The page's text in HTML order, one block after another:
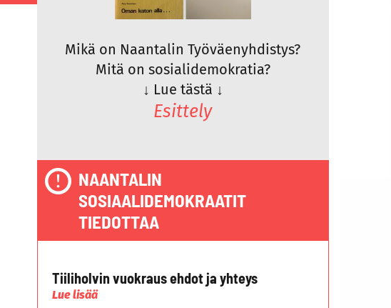
Mikä on Naantalin Työväenyhdistys?
Mitä on sosialidemokratia?
↓ Lue tästä ↓
Esittely
NAANTALIN
SOSIAALIDEMOKRAATIT
TIEDOTTAA
Tiiliholvin vuokraus ehdot ja yhteys
Lue lisää